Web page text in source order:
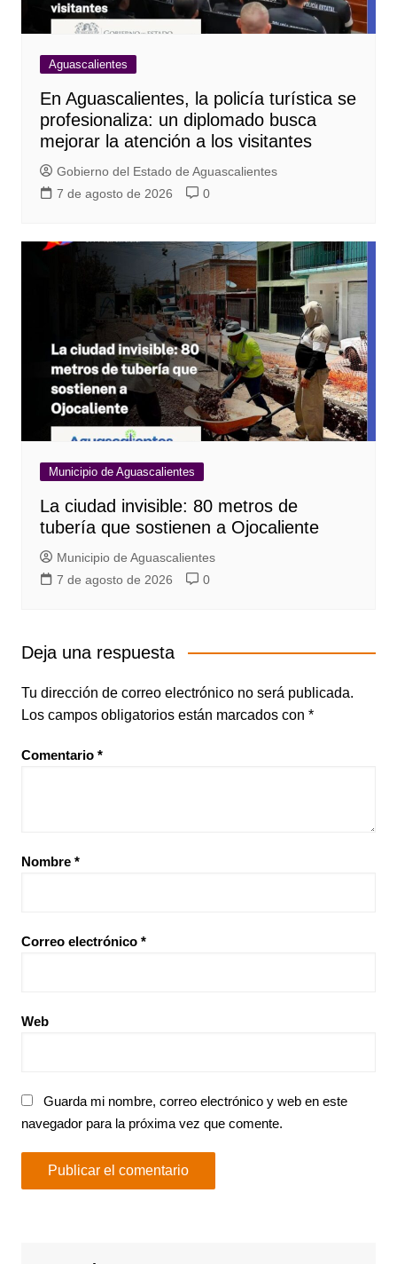
Aguascalientes
En Aguascalientes, la policía turística se
profesionaliza: un diplomado busca
mejorar la atención a los visitantes
Gobierno del Estado de Aguascalientes
7 de agosto de 2026
0
Municipio de Aguascalientes
La ciudad invisible: 80 metros de
tubería que sostienen a Ojocaliente
Municipio de Aguascalientes
7 de agosto de 2026
0
Deja una respuesta
Tu dirección de correo electrónico no será publicada.
Los campos obligatorios están marcados con *
Comentario *
Nombre *
Correo electrónico *
Web
Guarda mi nombre, correo electrónico y web en este
navegador para la próxima vez que comente.